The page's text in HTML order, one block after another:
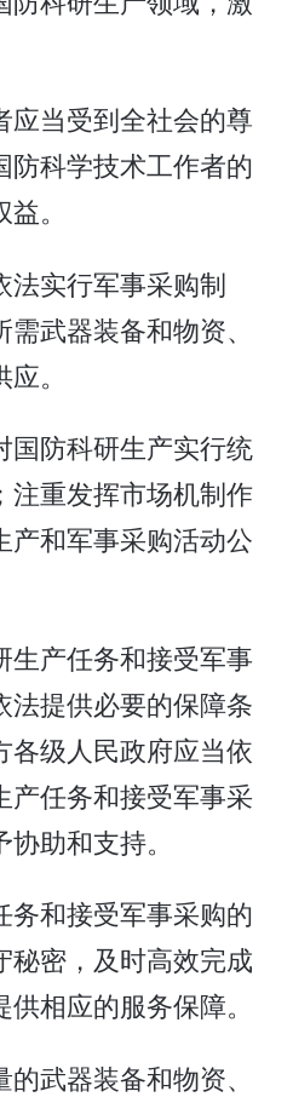
应当受到全社会的尊
防科学技术工作者的
。
实行军事采购制
武器装备和物资、
。
防科研生产实行统
注重发挥市场机制作
产和军事采购活动公
生产任务和接受军事
法提供必要的保障条
各级人民政府应当依
产任务和接受军事采
助和支持。
务和接受军事采购的
秘密，及时高效完成
相应的服务保障。
武器装备和物资、